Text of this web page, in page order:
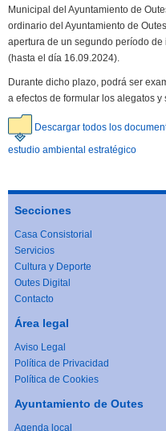
Municipal del Ayuntamiento de
ordinario del Ayuntamiento de
apertura de un segundo período
(hasta el día 16.09.2024).
Durante dicho plazo, podrá ser
a efectos de formular los alegatos
Descargar todos los
estudio ambiental estratégico
Secciones
Casa Consistorial
Servicios
Cultura y Deporte
Outes Digital
Contacto
Área legal
Aviso Legal
Política de Privacidad
Política de Cookies
Ayuntamiento de Outes
Agenda local